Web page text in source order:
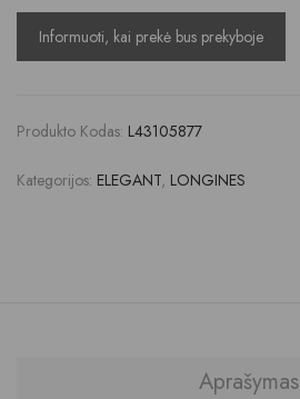
Produkto Kodas: L43105877
Kategorijos: ELEGANT, LONGINES
Aprašymas